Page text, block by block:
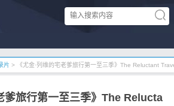
片 > 《尤金·列维的宅老爹旅行第一至三季》The Reluctant
爹旅行第一至三季》The Relucta